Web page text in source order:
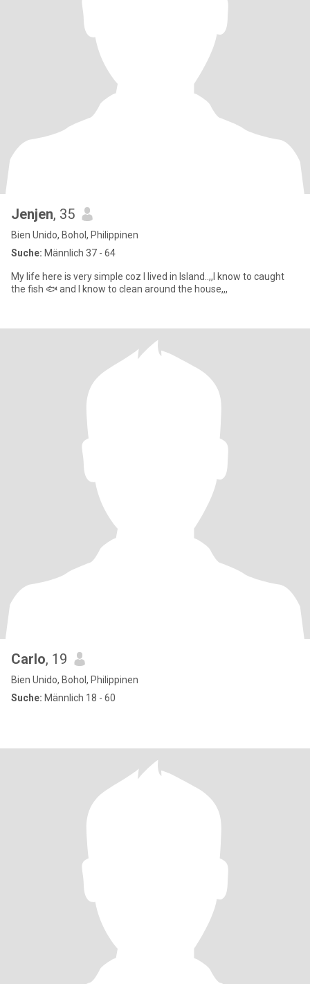
Jenjen, 35
Bien Unido, Bohol, Philippinen
Suche: Männlich 37 - 64
My life here is very simple coz I lived in Island..,,I know to caught
the fish 🐟 and I know to clean around the house,,,
Carlo, 19
Bien Unido, Bohol, Philippinen
Suche: Männlich 18 - 60